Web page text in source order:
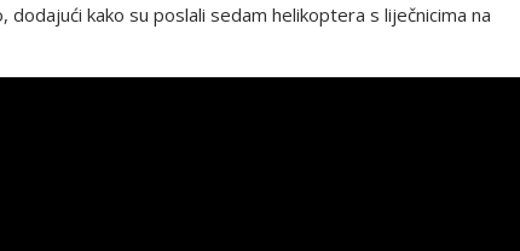
kako su poslali sedam helikoptera s liječnicima na